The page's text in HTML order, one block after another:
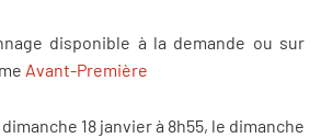
disponible à la demande ou sur
Avant-Première
18 janvier à 8h55, le dimanche